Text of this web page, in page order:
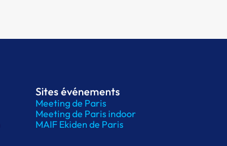
Sites événements
Meeting de Paris
Meeting de Paris indoor
MAIF Ekiden de Paris